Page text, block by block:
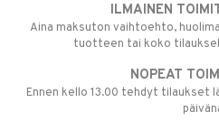
ILMAINEN
Aina maksuton vaihtoehto,
tuotteen tai koko
NOPEAT
Ennen kello 13.00 tehdyt tilaukset